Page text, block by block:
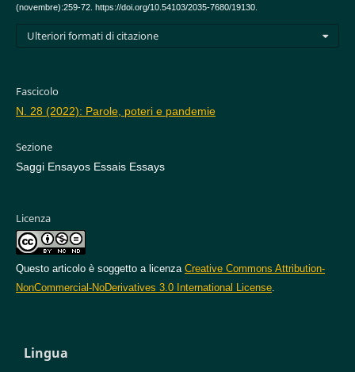
(novembre):259-72. https://doi.org/10.54103/2035-7680/19130.
Ulteriori formati di citazione
Fascicolo
N. 28 (2022): Parole, poteri e pandemie
Sezione
Saggi Ensayos Essais Essays
Licenza
Questo articolo è soggetto a licenza Creative Commons Attribution-
NonCommercial-NoDerivatives 3.0 International License.
Lingua